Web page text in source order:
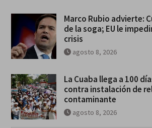
Marco Rubio advierte:
de la soga; EU le
crisis
agosto 8, 2026
La Cuaba llega a 100
contra instalación de
contaminante
agosto 8, 2026